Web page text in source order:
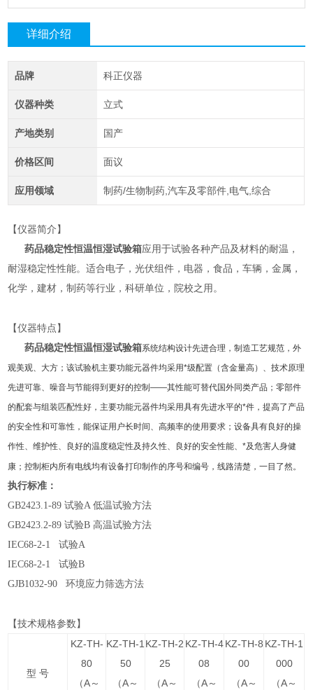
详细介绍
品牌 科正仪器
仪器种类 立式
产地类别 国产
价格区间 面议
应用领域 制药/生物制药,汽车及零部件,电气,综合
【仪器简介】
药品稳定性恒温恒湿试验箱应用于试验各种产品及材料的耐温，
耐湿稳定性性能。适合电子，光伏组件，电器，食品，车辆，金属，
化学，建材，制药等行业，科研单位，院校之用。
【仪器特点】
药品稳定性恒温恒湿试验箱系统结构设计先进合理，制造工艺规范，外
观美观、大方；该试验机主要功能元器件均采用*级配置（含金量高）、技术原理
先进可靠、噪音与节能得到更好的控制——其性能可替代国外同类产品；零部件
的配套与组装匹配性好，主要功能元器件均采用具有先进水平的*件，提高了产品
的安全性和可靠性，能保证用户长时间、高频率的使用要求；设备具有良好的操
作性、维护性、良好的温度稳定性及持久性、良好的安全性能、*及危害人身健
康；控制柜内所有电线均有设备打印制作的序号和编号，线路清楚，一目了然。
执行标准：
GB2423.1-89 试验A 低温试验方法
GB2423.2-89 试验B 高温试验方法
IEC68-2-1 试验A
IEC68-2-1 试验B
GJB1032-90 环境应力筛选方法
【技术规格参数】
型 号
KZ-TH-
80
（A～
KZ-TH-1
50
（A～
KZ-TH-2
25
（A～
KZ-TH-4
08
（A～
KZ-TH-8
00
（A～
KZ-TH-1
000
（A～